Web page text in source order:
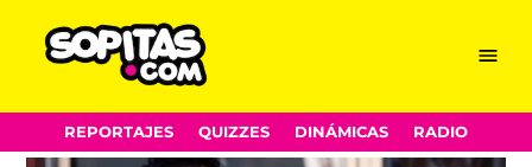
Skip
to
Menu
REPORTAJES QUIZZES DINÁMICAS RADIO